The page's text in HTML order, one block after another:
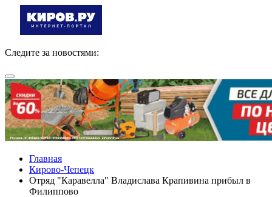
Следите за новостями:
Главная
Кирово-Чепецк
Отряд "Каравелла" Владислава Крапивина прибыл в
Филиппово